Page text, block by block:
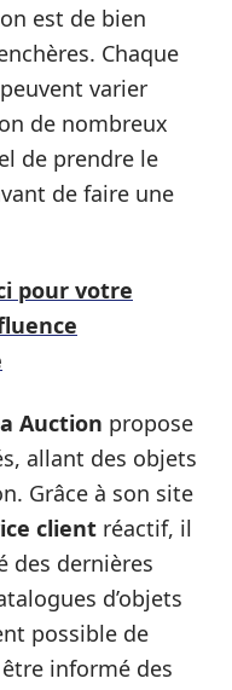
est de bien
Chaque
varier
de nombreux
de prendre le
de faire une
pour votre
Auction propose
allant des objets
Grâce à son site
client réactif, il
des dernières
d’objets
possible de
informé des